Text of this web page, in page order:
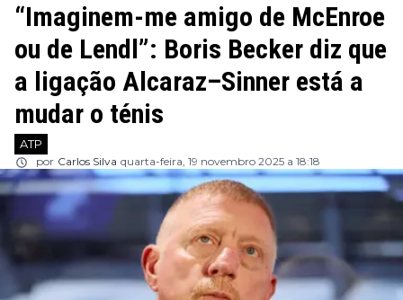
“Imaginem-me amigo de McEnroe
ou de Lendl”: Boris Becker diz que
a ligação Alcaraz–Sinner está a
mudar o ténis
ATP
por Carlos Silva quarta-feira, 19 novembro 2025 a 18:18